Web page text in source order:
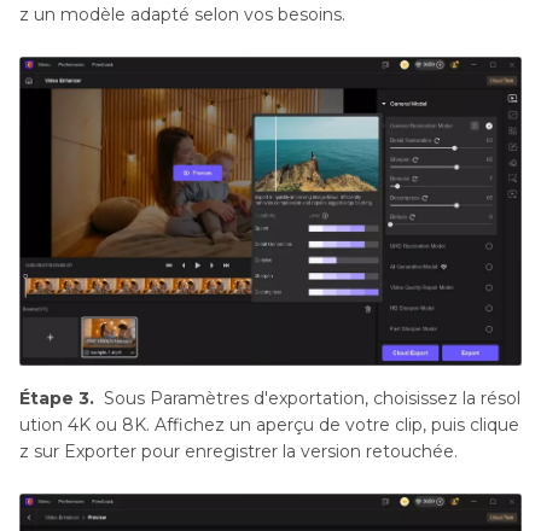
z un modèle adapté selon vos besoins.
Étape 3. Sous Paramètres d'exportation, choisissez la résol
ution 4K ou 8K. Affichez un aperçu de votre clip, puis clique
z sur Exporter pour enregistrer la version retouchée.